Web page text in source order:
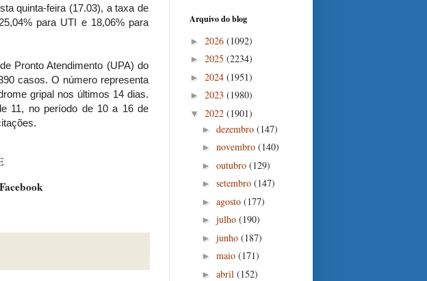
quinta-feira (17.03), a taxa de
para UTI e 18,06% para
Pronto Atendimento (UPA) do
casos. O número representa
gripal nos últimos 14 dias.
11, no período de 10 a 16 de
Arquivo do blog
► 2026 (1092)
► 2025 (2234)
► 2024 (1951)
► 2023 (1980)
▼ 2022 (1901)
► dezembro (147)
► novembro (140)
► outubro (129)
► setembro (147)
► agosto (177)
► julho (190)
► junho (187)
► maio (171)
► abril (152)